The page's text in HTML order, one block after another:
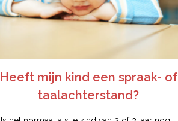
Heeft mijn kind een spraak- of
taalachterstand?